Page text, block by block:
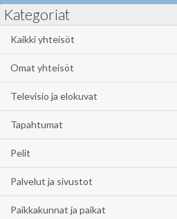
Kategoriat
Kaikki yhteisöt
Omat yhteisöt
Televisio ja elokuvat
Tapahtumat
Pelit
Palvelut ja sivustot
Paikkakunnat ja paikat